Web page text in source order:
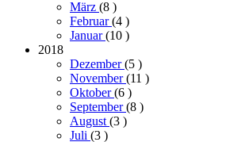
März (8 )
Februar(4 )
Januar(10 )
2018
Dezember(5 )
November(11 )
Oktober(6 )
September(8 )
August(3 )
Juli (3 )